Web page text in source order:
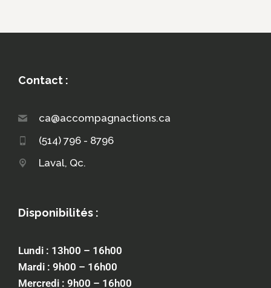
Contact :
ca@accompagnactions.ca
(514) 796 - 8796
Laval, Qc.
Disponibilités :
Lundi : 13h00 – 16h00
Mardi : 9h00 – 16h00
Mercredi : 9h00 – 16h00